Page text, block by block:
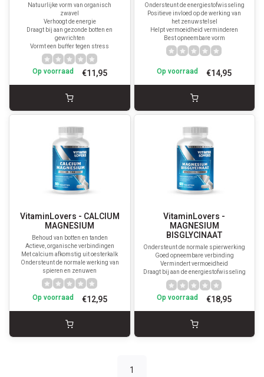
Natuurlijke vorm van organisch
zwavel
Verhoogt de energie
Draagt bij aan gezonde botten en
gewrichten
Vormt een buffer tegen stress
€11,95
Op voorraad
Ondersteunt de energiestofwisseling
Positieve invloed op de werking van
het zenuwstelsel
Helpt vermoeidheid verminderen
Best opneembare vorm
€14,95
Op voorraad
VitaminLovers - CALCIUM
MAGNESIUM
Behoud van botten en tanden
Actieve, organische verbindingen
Met calcium afkomstig uit oesterkalk
Ondersteunt de normale werking van
spieren en zenuwen
€12,95
Op voorraad
VitaminLovers -
MAGNESIUM
BISGLYCINAAT
Ondersteunt de normale spierwerking
Goed opneembare verbinding
Vermindert vermoeidheid
Draagt bij aan de energiestofwisseling
€18,95
Op voorraad
1